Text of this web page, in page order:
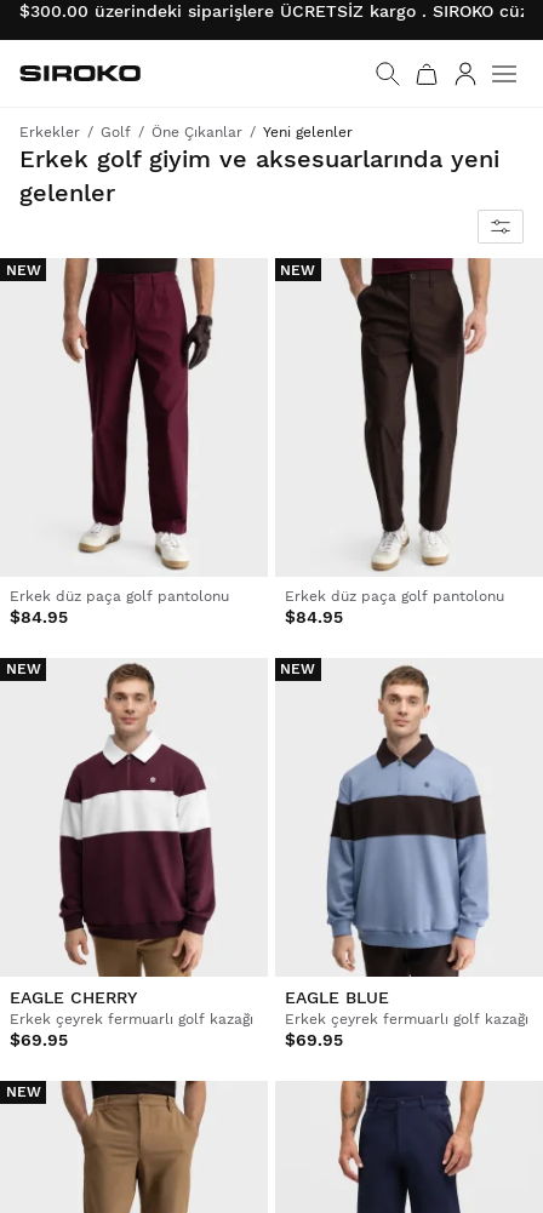
$300.00 üzerindeki siparişlere ÜCRETSİZ kargo . SIROKO
Ana sayfaya git
Siroko.com
Erkekler Golf Öne Çıkanlar Yeni gelenler
Erkek golf giyim ve aksesuarlarında yeni
gelenler
Sahada ve saha dışında mükemmel bir görünüm için en yeni golf koleksiyonunu edinin.
NEW
Erkek düz paça golf pantolonu
$84.95
NEW
Erkek düz paça golf pantolonu
$84.95
NEW
EAGLE CHERRY
Erkek çeyrek fermuarlı golf kazağı
$69.95
NEW
EAGLE BLUE
Erkek çeyrek fermuarlı golf kazağı
$69.95
NEW